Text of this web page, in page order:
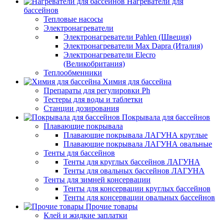
бассейнов
Тепловые насосы
Электронагреватели
Электронагреватели Pahlen (Швеция)
Электронагреватели Max Dapra (Италия)
Электронагреватели Elecro
(Великобритания)
Теплообменники
Химия для бассейна
Препараты для регулировки Ph
Тестеры для воды и таблетки
Станции дозирования
Покрывала для бассейнов
Плавающие покрывала
Плавающие покрывала ЛАГУНА круглые
Плавающие покрывала ЛАГУНА овальные
Тенты для бассейнов
Тенты для круглых бассейнов ЛАГУНА
Тенты для овальных бассейнов ЛАГУНА
Тенты для зимней консервации
Тенты для консервации круглых бассейнов
Тенты для консервации овальных бассейнов
Прочие товары
Клей и жидкие заплатки